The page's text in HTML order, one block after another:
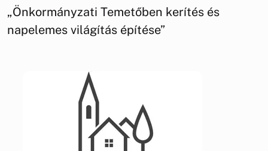
„Önkormányzati Temetőben kerítés és
napelemes világítás építése”